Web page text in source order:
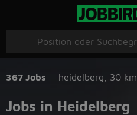
367 Jobs heidelberg 30 km
Jobs in Heidelberg